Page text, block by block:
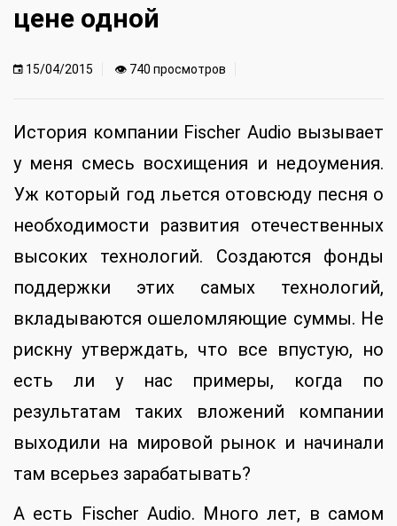
цене одной
15/04/2015 👁 740 просмотров
История компании Fischer Audio вызывает
у меня смесь восхищения и недоумения.
Уж который год льется отовсюду песня о
необходимости развития отечественных
высоких технологий. Создаются фонды
поддержки этих самых технологий,
вкладываются ошеломляющие суммы. Не
рискну утверждать, что все впустую, но
есть ли у нас примеры, когда по
результатам таких вложений компании
выходили на мировой рынок и начинали
там всерьез зарабатывать?
А есть Fischer Audio. Много лет, в самом